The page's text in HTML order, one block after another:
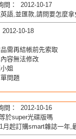
問： 2012-10-17
語,並匯款,請問要怎麼
10-18
需再結帳前先索取
容無法修改
姐
問題
問： 2012-10-16
於super光碟版嗎
月起訂購smart雜誌一年,